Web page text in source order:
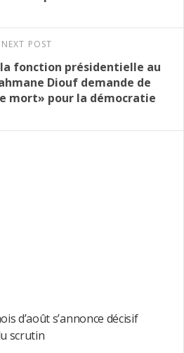
NEXT POST
fonction présidentielle au
Diouf demande de
mort» pour la démocratie
d’août s’annonce décisif
scrutin